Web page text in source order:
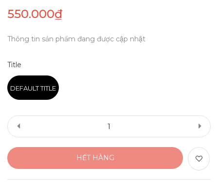
550.000₫
Thông tin sản phẩm đang được cập nhật
Title
DEFAULT TITLE
HẾT HÀNG